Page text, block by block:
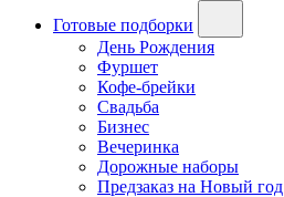
Готовые подборки
День Рождения
Фуршет
Кофе-брейки
Свадьба
Бизнес
Вечеринка
Дорожные наборы
Предзаказ на Новый год